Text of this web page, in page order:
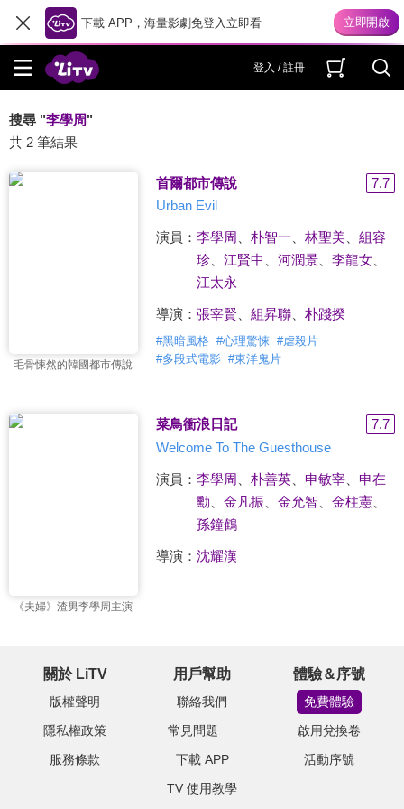
下載 APP，海量影劇免登入立即看
登入 / 註冊
搜尋 "李學周"
共 2 筆結果
毛骨悚然的韓國都市傳說
首爾都市傳說
7.7
Urban Evil
演員： 李學周 朴智一 林聖美、 組容
珍、 江賢中 河潤景、 李龍女、
江太永
導演： 張宰賢 組昇聯、 朴踐揆
#黑暗風格 #心理驚悚 #虐殺片
#多段式電影 #東洋鬼片
《夫婦》渣男李學周主演
菜鳥衝浪日記
7.7
Welcome To The Guesthouse
演員： 李學周 朴善英、 申敏宰、 申在
勳
金凡振 金允智 金柱憲、
孫鐘鶴
導演： 沈耀漢
關於 LiTV
版權聲明
隱私權政策
服務條款
用戶幫助
聯絡我們
常見問題
下載 APP
TV 使用教學
體驗＆序號
免費體驗
啟用兌換卷
活動序號